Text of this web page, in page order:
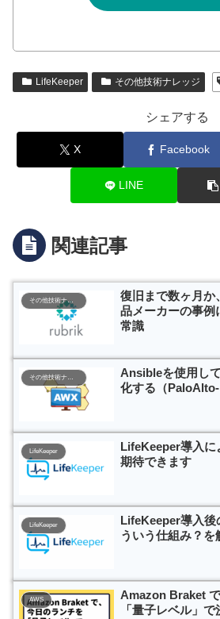
LifeKeeper その他技術ナレッジ
シェアする
X Facebook
LINE
関連記事
その他技術ナレッジ
復旧まで数ヶ月か
品メーカーの事例
常識
その他技術ナレッジ
Ansibleを使用し
化する（
LifeKeeper
LifeKeeper導入に
期待できます
LifeKeeper
LifeKeeper導入後
ういう仕組み？を
AWS
Amazon Braket
「量子レベル」で